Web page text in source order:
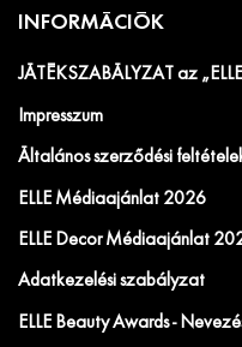
INFORMÁCIÓK
JÁTÉKSZABÁLYZAT az
Impresszum
Általános szerződési
ELLE Médiaajánlat 2026
ELLE Decor Médiaajánlat
Adatkezelési szabályzat
ELLE Beauty Awards -